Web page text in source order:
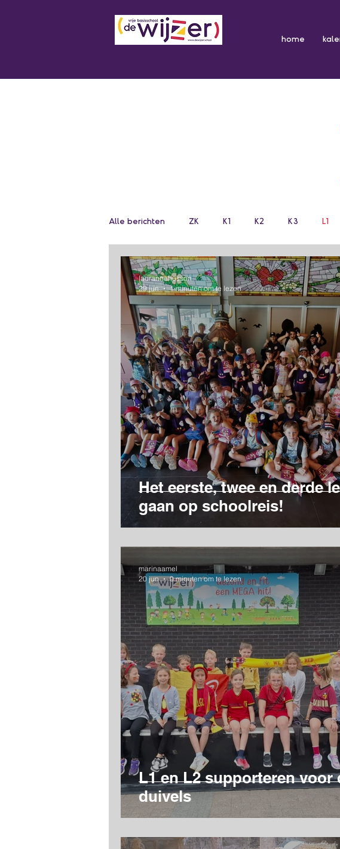
Alle berichten ZK K1 K2 K3 L1
Categorie zonder titel
Het eerste, twee en derde
gaan op schoolreis!
laurannehusson
29 jun
1 minuten om te lezen
L1 en L2 supporteren voor
duivels
marinaamel
20 jun
0 minuten om te lezen
home